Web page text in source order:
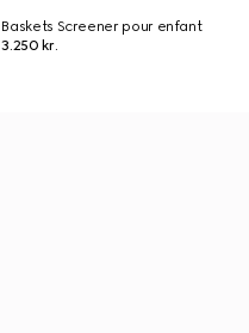
Baskets Screener pour enfant
3.250 kr.